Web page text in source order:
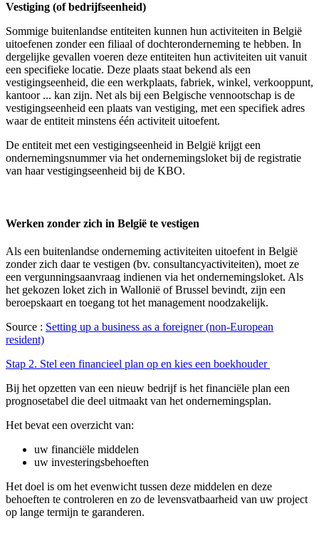
Vestiging (of bedrijfseenheid)
Sommige buitenlandse entiteiten kunnen hun activiteiten in België
uitoefenen zonder een filiaal of dochteronderneming te hebben. In
dergelijke gevallen voeren deze entiteiten hun activiteiten uit vanuit
een specifieke locatie. Deze plaats staat bekend als een
vestigingseenheid, die een werkplaats, fabriek, winkel, verkooppunt,
kantoor ... kan zijn. Net als bij een Belgische vennootschap is de
vestigingseenheid een plaats van vestiging, met een specifiek adres
waar de entiteit minstens één activiteit uitoefent.
De entiteit met een vestigingseenheid in België krijgt een
ondernemingsnummer via het ondernemingsloket bij de registratie
van haar vestigingseenheid bij de KBO.
Werken zonder zich in België te vestigen
Als een buitenlandse onderneming activiteiten uitoefent in België
zonder zich daar te vestigen (bv. consultancyactiviteiten), moet ze
een vergunningsaanvraag indienen via het ondernemingsloket. Als
het gekozen loket zich in Wallonië of Brussel bevindt, zijn een
beroepskaart en toegang tot het management noodzakelijk.
Source : Setting up a business as a foreigner (non-European
resident)
Stap 2. Stel een financieel plan op en kies een boekhouder
Bij het opzetten van een nieuw bedrijf is het financiële plan een
prognosetabel die deel uitmaakt van het ondernemingsplan.
Het bevat een overzicht van:
uw financiële middelen
uw investeringsbehoeften
Het doel is om het evenwicht tussen deze middelen en deze
behoeften te controleren en zo de levensvatbaarheid van uw project
op lange termijn te garanderen.